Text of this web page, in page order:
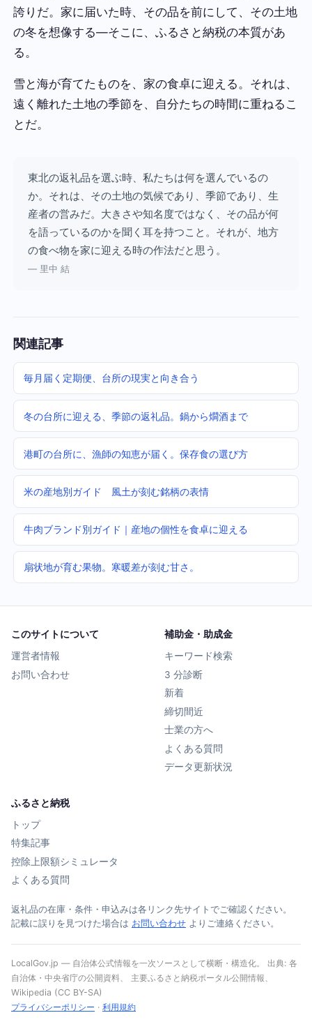
誇りだ。家に届いた時、その品を前にして、その土地
の冬を想像する—そこに、ふるさと納税の本質があ
る。
雪と海が育てたものを、家の食卓に迎える。それは、
遠く離れた土地の季節を、自分たちの時間に重ねるこ
とだ。
東北の返礼品を選ぶ時、私たちは何を選んでいるの
か。それは、その土地の気候であり、季節であり、生
産者の営みだ。大きさや知名度ではなく、その品が何
を語っているのかを聞く耳を持つこと。それが、地方
の食べ物を家に迎える時の作法だと思う。
— 里中 結
関連記事
毎月届く定期便、台所の現実と向き合う
冬の台所に迎える、季節の返礼品。鍋から燗酒まで
港町の台所に、漁師の知恵が届く。保存食の選び方
米の産地別ガイド 風土が刻む銘柄の表情
牛肉ブランド別ガイド｜産地の個性を食卓に迎える
扇状地が育む果物。寒暖差が刻む甘さ。
このサイトについて
運営者情報
お問い合わせ
補助金・助成金
キーワード検索
3 分診断
新着
締切間近
士業の方へ
よくある質問
データ更新状況
ふるさと納税
トップ
特集記事
控除上限額シミュレータ
よくある質問
返礼品の在庫・条件・申込みは各リンク先サイトでご確認ください。
記載に誤りを見つけた場合は お問い合わせ よりご連絡ください。
LocalGov.jp — 自治体公式情報を一次ソースとして横断・構造化。 出典: 各
自治体・中央省庁の公開資料、 主要ふるさと納税ポータル公開情報、
Wikipedia (CC BY-SA)
プライバシーポリシー · 利用規約